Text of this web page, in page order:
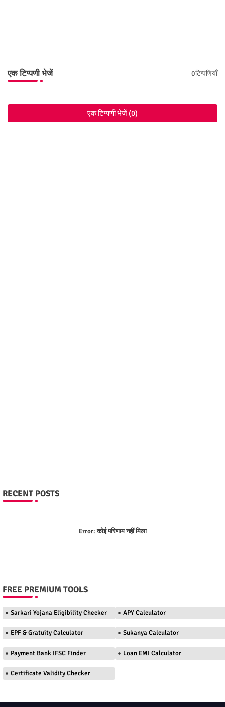
एक टिप्पणी भेजें 0टिप्पणियाँ
एक टिप्पणी भेजें (0)
RECENT POSTS
Error:कोई परिणाम नहीं मिला
FREE PREMIUM TOOLS
Sarkari Yojana Eligibility Checker APY Calculator
EPF & Gratuity Calculator Sukanya Calculator
Payment Bank IFSC Finder Loan EMI Calculator
Certificate Validity Checker